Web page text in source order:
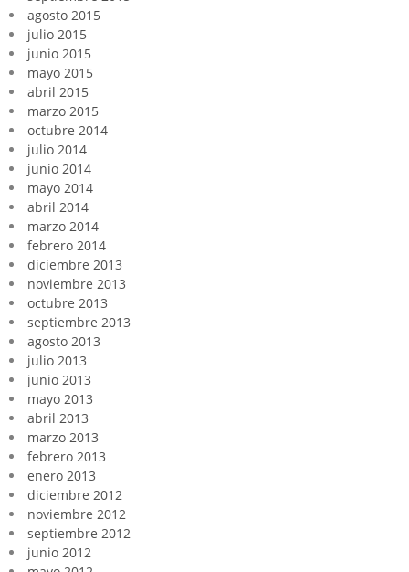
agosto 2015
julio 2015
junio 2015
mayo 2015
abril 2015
marzo 2015
octubre 2014
julio 2014
junio 2014
mayo 2014
abril 2014
marzo 2014
febrero 2014
diciembre 2013
noviembre 2013
octubre 2013
septiembre 2013
agosto 2013
julio 2013
junio 2013
mayo 2013
abril 2013
marzo 2013
febrero 2013
enero 2013
diciembre 2012
noviembre 2012
septiembre 2012
junio 2012